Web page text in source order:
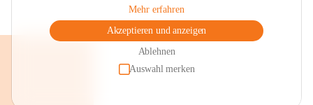
Mehr erfahren
Akzeptieren und anzeigen
Ablehnen
Auswahl merken